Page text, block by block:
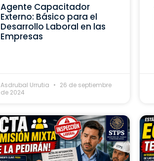
Agente Capacitador
Externo: Básico para el
Desarrollo Laboral en las
Empresas
Asdrubal Urrutia
26 de septiembre
de 2024